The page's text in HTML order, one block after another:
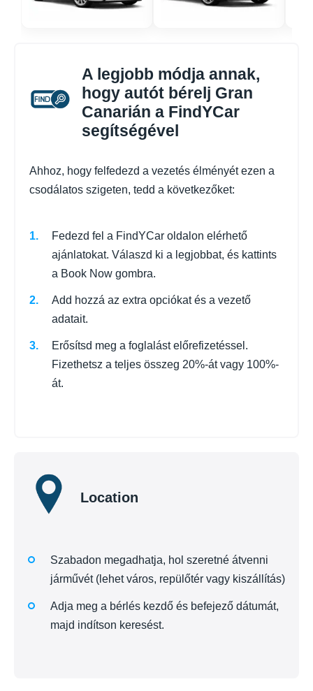
A legjobb módja annak,
hogy autót bérelj Gran
Canarián a FindYCar
segítségével
Ahhoz, hogy felfedezd a vezetés élményét ezen a
csodálatos szigeten, tedd a következőket:
Fedezd fel a FindYCar oldalon elérhető
ajánlatokat. Válaszd ki a legjobbat, és kattints
a Book Now gombra.
Add hozzá az extra opciókat és a vezető
adatait.
Erősítsd meg a foglalást előrefizetéssel.
Fizethetsz a teljes összeg 20%-át vagy 100%-
át.
Location
Szabadon megadhatja, hol szeretné átvenni
járművét (lehet város, repülőtér vagy kiszállítás)
Adja meg a bérlés kezdő és befejező dátumát,
majd indítson keresést.